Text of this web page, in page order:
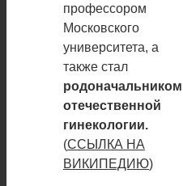
профессором
Московского
университета, а
также стал
родоначальником
отечественной
гинекологии.
(ССЫЛКА НА
ВИКИПЕДИЮ)